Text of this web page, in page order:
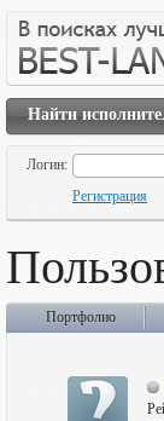
Найти
Логин:
Регистрация
Портфолио